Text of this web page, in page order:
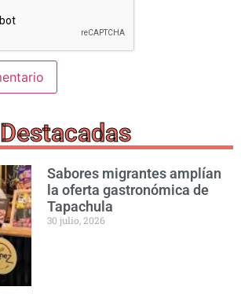
Destacadas
Sabores migrantes amplían
la oferta gastronómica de
Tapachula
30 julio, 2026